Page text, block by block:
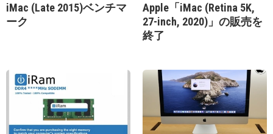
iMac (Late 2015)ベンチマ
ーク
Apple「iMac (Retina 5K,
27-inch, 2020)」の販売を
終了